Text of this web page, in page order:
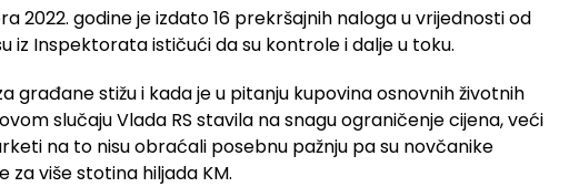
2022. godine je izdato 16 prekršajnih naloga u vrijednosti od
iz Inspektorata ističući da su kontrole i dalje u toku.
građane stižu i kada je u pitanju kupovina osnovnih životnih
slučaju Vlada RS stavila na snagu ograničenje cijena, veći
na to nisu obraćali posebnu pažnju pa su novčanike
više stotina hiljada KM.